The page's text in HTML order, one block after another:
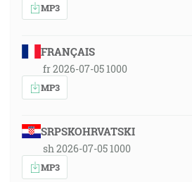
MP3
FRANÇAIS
fr 2026-07-05 1000
MP3
SRPSKOHRVATSKI
sh 2026-07-05 1000
MP3